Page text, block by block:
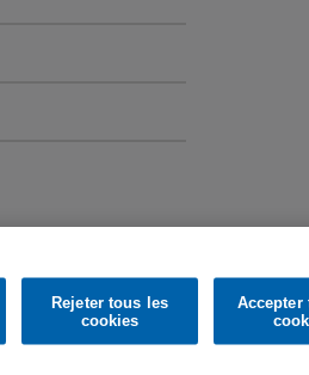
Records Limited. All
Rejeter tous les
cookies
Accepter